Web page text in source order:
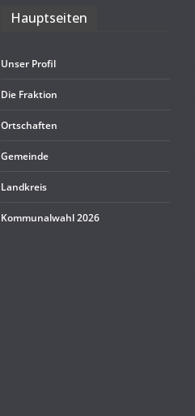
Haupt­sei­ten
Unser Pro­fil
Die Frak­tion
Ort­schaf­ten
Gemeinde
Land­kreis
Kom­mu­nal­wahl 2026